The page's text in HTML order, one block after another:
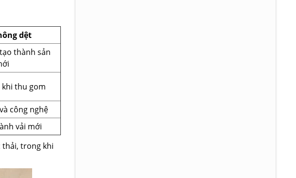
dệt
thành sản
khi thu gom
công nghệ
vải mới
thải, trong khi